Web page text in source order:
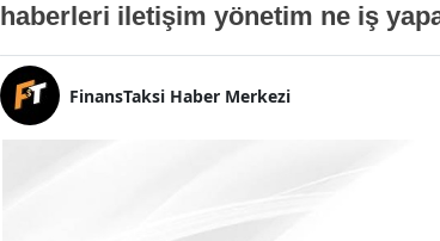
haberleri iletişim yönetim ne iş
FinansTaksi Haber Merkezi